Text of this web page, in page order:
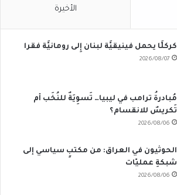
الأخيرة
كركلَّا يحمل فينيقيَّة لبنان إِلى رومانيَّة فقرا
2026/08/07
مُبادرةُ ترامب في ليبيا… تَسوِيَةٌ للنُخَب أم
تَكريسٌ للانقسام؟
2026/08/06
الحوثيون في العراق: من مكتبٍ سياسي إلى
شبكةِ عمليّات
2026/08/06